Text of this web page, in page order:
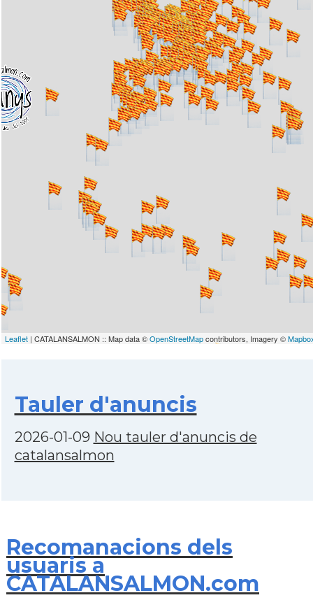
Leaflet | CATALANSALMON :: Map data ©OpenStreetMapcontributors, Imagery ©
Tauler d'anuncis
2026-01-09 Nou tauler d'anuncis de
catalansalmon
Recomanacions dels
usuaris a
CATALANSALMON.com